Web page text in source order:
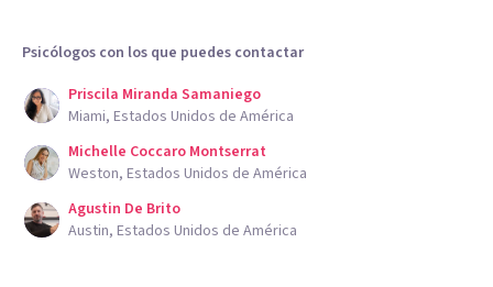
Psicólogos con los que puedes contactar
Priscila Miranda Samaniego
Miami, Estados Unidos de América
Michelle Coccaro Montserrat
Weston, Estados Unidos de América
Agustin De Brito
Austin, Estados Unidos de América